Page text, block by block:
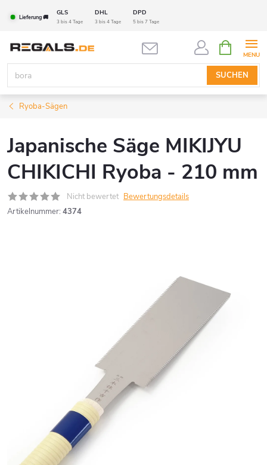
InhaltLieferung 🚚
GLS DHL DPD
3 bis 4 Tage 3 bis 4 Tage 5 bis 7 Tage
SUCHEN
Ryoba-Sägen
Japanische Säge MIKIJYU
CHIKICHI Ryoba - 210 mm
Nicht bewertet Bewertungsdetails
Artikelnummer: 4374